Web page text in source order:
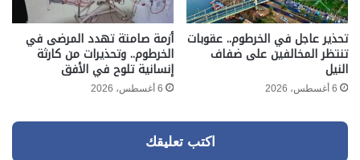
تحذير عاجل في الخرطوم.. عقوبات
تنتظر المخالفين على ضفاف
النيل
6 أغسطس، 2026
أزمة صامتة تهدد المرضى في
الخرطوم.. وتحذيرات من كارثة
إنسانية تلوح في الأفق
6 أغسطس، 2026
اكتب تعليقك